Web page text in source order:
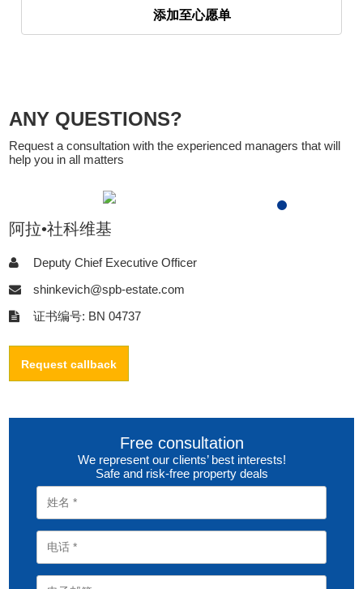
添加至心愿单
ANY QUESTIONS?
Request a consultation with the experienced managers that will
help you in all matters
阿拉•社科维基
Deputy Chief Executive Officer
shinkevich@spb-estate.com
证书编号: BN 04737
Request callback
Free consultation
We represent our clients’ best interests!
Safe and risk-free property deals